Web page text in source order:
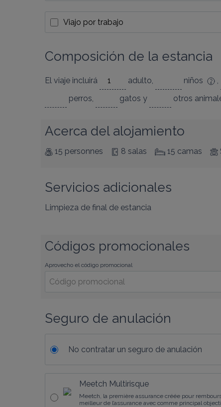
Viajo por trabajo
Composición de la estancia
El viaje incluirá adulto, niños ,
perros, gatos y otros
Acerca del alojamiento
15 personnes 8 salas 15 camas
Servicios adicionales
Limpieza de final de estancia
Códigos promocionales
Aprovecho el código promocional
Seguro de anulación
No contratar un seguro de anulación
Meetch Multirisque
Meetch, la première assurance créée pour
meilleur de l’assurance avec comme principal